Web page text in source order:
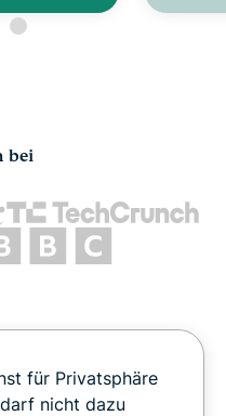
bei
für Privatsphäre
nicht dazu